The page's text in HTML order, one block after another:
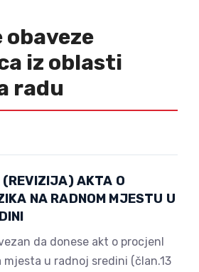
obaveze
iz oblasti
radu
(REVIZIJA) AKTA O
NA RADNOM MJESTU U
da donese akt o procjenI
mjesta u radnoj sredini (član.13